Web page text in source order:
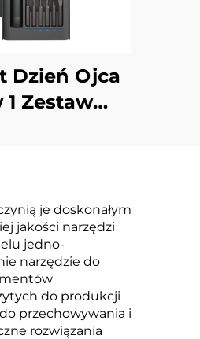
Dzień Ojca
1 Zestaw
je doskonałym
jakości narzędzi
jedno-
narzędzie do
do produkcji
przechowywania i
rozwiązania